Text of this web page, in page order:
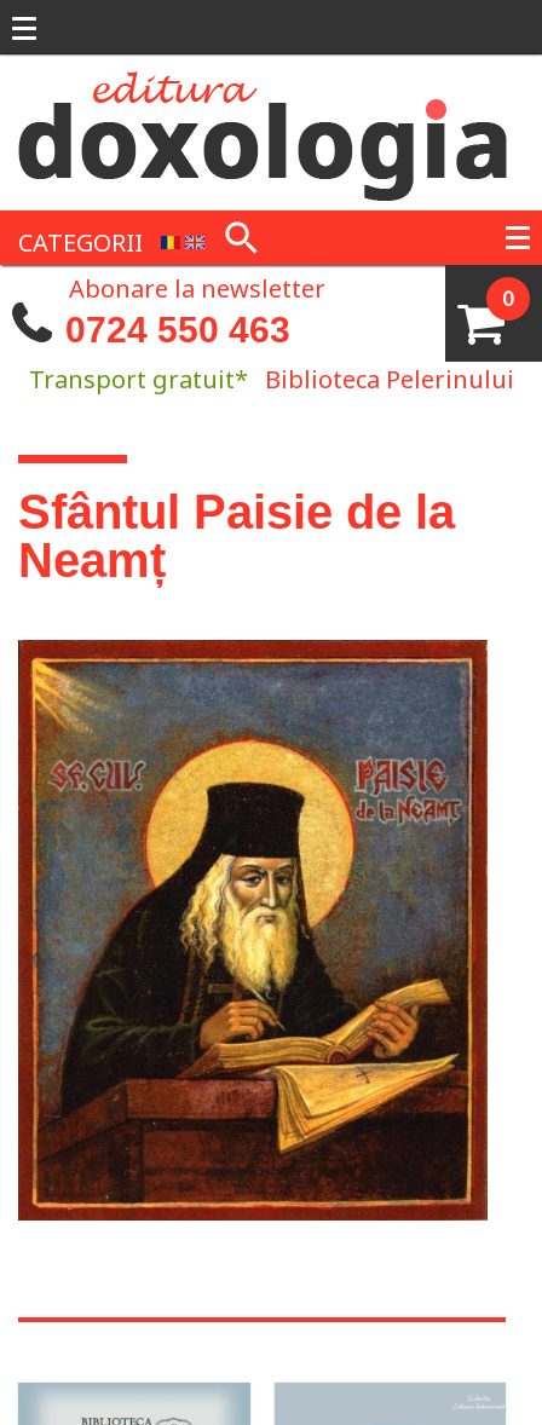
CATEGORII
0
Abonare la newsletter
0724 550 463
Transport gratuit* Biblioteca Pelerinului
Eşti aici
Sfântul Paisie de la
Neamț